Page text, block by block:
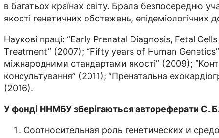
в багатьох країнах світу. Брала безпосередню
якості генетичних обстежень, епідеміологічних
Наукові праці: “Early Prenatal Diagnosis, Fetal
Treatment” (2007); “Fifty years of Human Genetics”
міжнародними стандартами якості” (2009);
консультування” (2011); “Пренатальна
(2016).
У фонді ННМБУ зберігаються автореферати С.
Соотносительная роль генетических и